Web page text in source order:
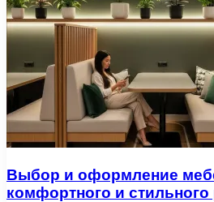
Выбор и оформление
комфортного и стильного